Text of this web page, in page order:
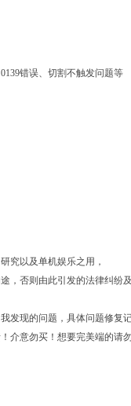
错误、切割不触发问题等
究以及单机娱乐之用，
，否则由此引发的法律纠纷
发现的问题，具体问题修复
介意勿买！想要完美端的请